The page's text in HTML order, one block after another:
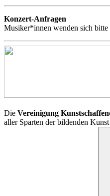
Konzert-Anfragen
Musiker*innen wenden sich bitte
Die Vereinigung
aller Sparten der bildenden